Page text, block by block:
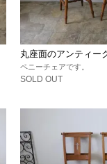
丸座面のアンティー
ペニーチェアです。
SOLD OUT